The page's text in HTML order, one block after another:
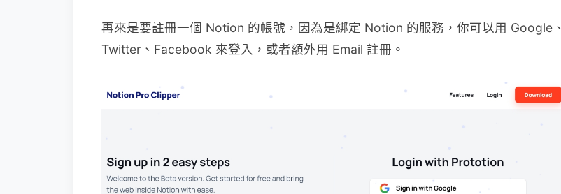
再來是要註冊一個 Notion 的帳號，因為是綁定 Notion 的服務，你可以用 Google、
Twitter、Facebook 來登入，或者額外用 Email 註冊。